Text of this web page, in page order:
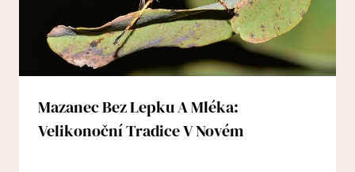
Mazanec Bez Lepku A Mléka:
Velikonoční Tradice V Novém